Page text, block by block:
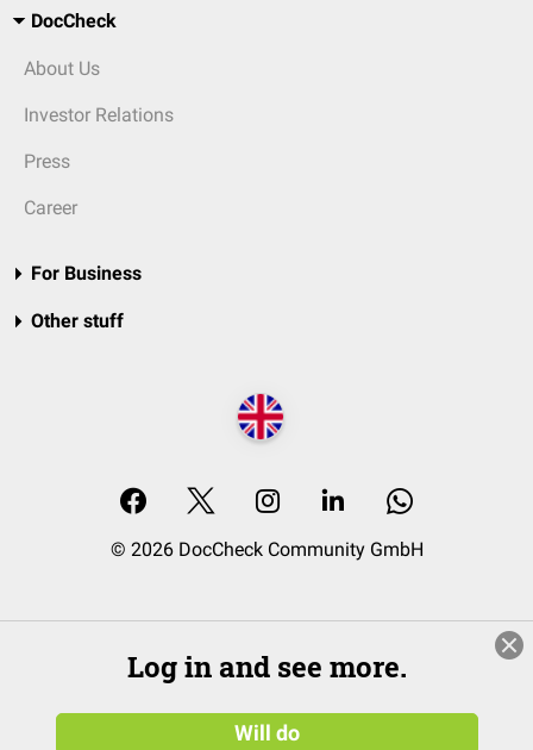
DocCheck
About Us
Investor Relations
Press
Career
For Business
Other stuff
© 2026 DocCheck Community GmbH
Log in and see more.
Will do